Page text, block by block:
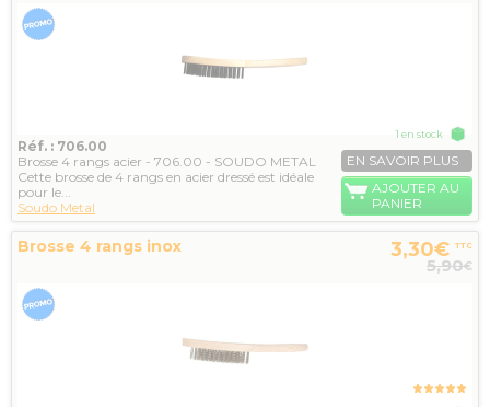
Réf. : 706.00
Brosse 4 rangs acier - 706.00 - SOUDO METAL
Cette brosse de 4 rangs en acier dressé est idéale
pour le...
Soudo Metal
1 en stock
EN SAVOIR PLUS
AJOUTER AU
PANIER
Brosse 4 rangs inox 3,30€ TTC
5,90€